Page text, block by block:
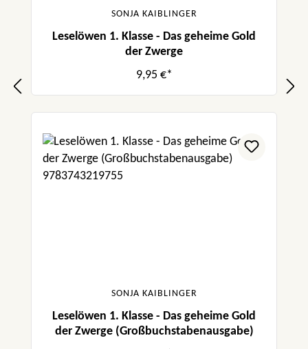
SONJA KAIBLINGER
Leselöwen 1. Klasse - Das geheime Gold
der Zwerge
9,95 €*
SONJA KAIBLINGER
Leselöwen 1. Klasse - Das geheime Gold
der Zwerge (Großbuchstabenausgabe)